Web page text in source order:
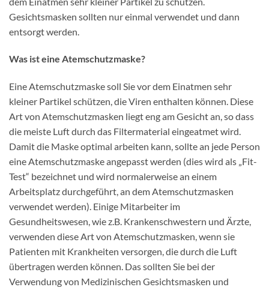
Gesichtsmasken sollten nur einmal verwendet und dann
entsorgt werden.
Was ist eine Atemschutzmaske?
Eine Atemschutzmaske soll Sie vor dem Einatmen sehr
kleiner Partikel schützen, die Viren enthalten können. Diese
Art von Atemschutzmasken liegt eng am Gesicht an, so dass
die meiste Luft durch das Filtermaterial eingeatmet wird.
Damit die Maske optimal arbeiten kann, sollte an jede Person
eine Atemschutzmaske angepasst werden (dies wird als „Fit-
Test“ bezeichnet und wird normalerweise an einem
Arbeitsplatz durchgeführt, an dem Atemschutzmasken
verwendet werden). Einige Mitarbeiter im
Gesundheitswesen, wie z.B. Krankenschwestern und Ärzte,
verwenden diese Art von Atemschutzmasken, wenn sie
Patienten mit Krankheiten versorgen, die durch die Luft
übertragen werden können. Das sollten Sie bei der
Verwendung von Medizinischen Gesichtsmasken und